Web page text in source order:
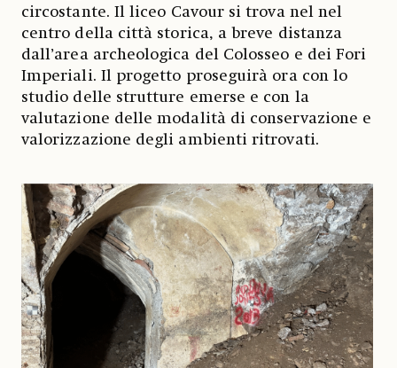
circostante. Il liceo Cavour si trova nel nel
centro della città storica, a breve distanza
dall’area archeologica del Colosseo e dei Fori
Imperiali. Il progetto proseguirà ora con lo
studio delle strutture emerse e con la
valutazione delle modalità di conservazione e
valorizzazione degli ambienti ritrovati.